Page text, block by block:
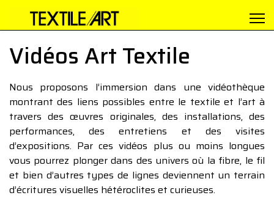
Vidéos Art Textile
Nous proposons l’immersion dans une vidéothèque
montrant des liens possibles entre le textile et l’art à
travers des œuvres originales, des installations, des
performances, des entretiens et des visites
d’expositions. Par ces vidéos plus ou moins longues
vous pourrez plonger dans des univers où la fibre, le fil
et bien d’autres types de lignes deviennent un terrain
d’écritures visuelles hétéroclites et curieuses.